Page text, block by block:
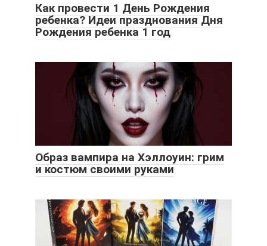
Как провести 1 День Рождения
ребенка? Идеи празднования Дня
Рождения ребенка 1 год
Образ вампира на Хэллоуин: грим
и костюм своими руками